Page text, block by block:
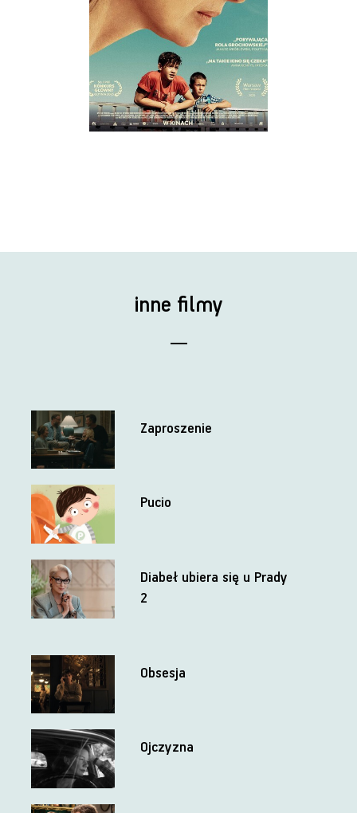
inne filmy
Zaproszenie
Pucio
Diabeł ubiera się u Prady
2
Obsesja
Ojczyzna